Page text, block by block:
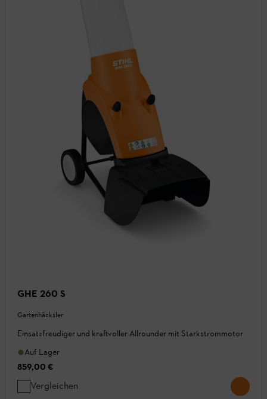
GHE 260 S
Gartenhäcksler
Einsatzfreudiger und kraftvoller Allrounder mit Starkstrommotor
Auf Lager
859,00 €
Vergleichen